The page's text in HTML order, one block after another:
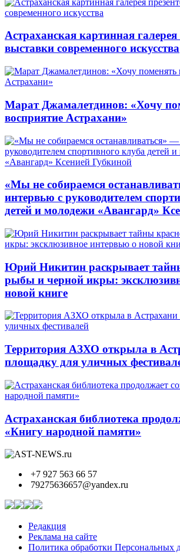
Астраханская картинная галерея
выставки современного искусства
Марат Джамалетдинов: «Хочу
восприятие Астрахани»
«Мы не собираемся
интервью с руководителем
детей и молодежи «Авангард»
Юрий Никитин раскрывает
рыбы и черной икры:
новой книге
Территория АЗХО открыла в
площадку для уличных
Астраханская библиотека
«Книгу народной памяти»
+7 927 563 66 57
79275636657@yandex.ru
Редакция
Реклама на сайте
Политика обработки Персональных